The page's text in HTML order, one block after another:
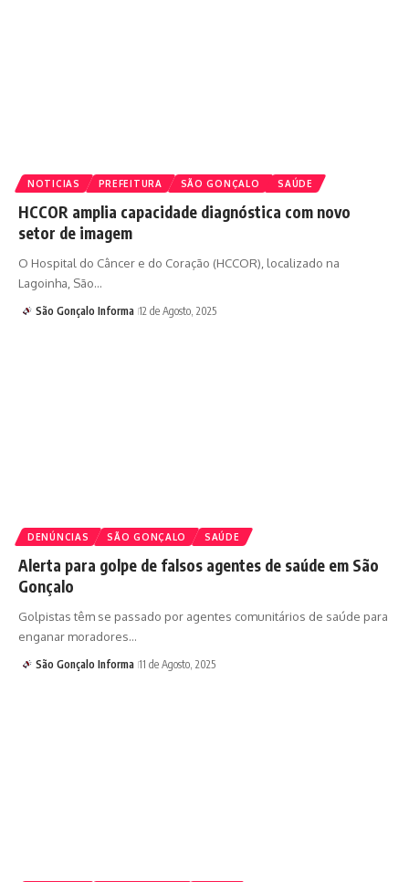
NOTICIAS PREFEITURA SÃO GONÇALO SAÚDE
HCCOR amplia capacidade diagnóstica com novo
setor de imagem
O Hospital do Câncer e do Coração (HCCOR), localizado na
Lagoinha, São…
São Gonçalo Informa 12 de Agosto, 2025
DENÚNCIAS SÃO GONÇALO SAÚDE
Alerta para golpe de falsos agentes de saúde em São
Gonçalo
Golpistas têm se passado por agentes comunitários de saúde para
enganar moradores…
São Gonçalo Informa 11 de Agosto, 2025